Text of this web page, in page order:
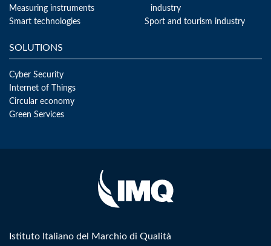
Measuring instruments
Smart technologies
industry
Sport and tourism industry
SOLUTIONS
Cyber Security
Internet of Things
Circular economy
Green Services
Istituto Italiano del Marchio di Qualità